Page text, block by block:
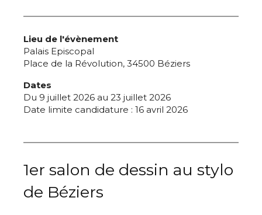
Lieu de l'évènement
Palais Episcopal
Place de la Révolution, 34500 Béziers
Dates
Du 9 juillet 2026 au 23 juillet 2026
Date limite candidature : 16 avril 2026
1er salon de dessin au stylo
de Béziers